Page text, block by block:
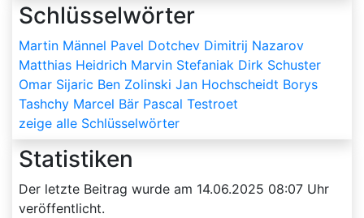
Schlüsselwörter
Martin Männel Pavel Dotchev Dimitrij Nazarov
Matthias Heidrich Marvin Stefaniak Dirk Schuster
Omar Sijaric Ben Zolinski Jan Hochscheidt Borys
Tashchy Marcel Bär Pascal Testroet
zeige alle Schlüsselwörter
Statistiken
Der letzte Beitrag wurde am 14.06.2025 08:07 Uhr
veröffentlicht.